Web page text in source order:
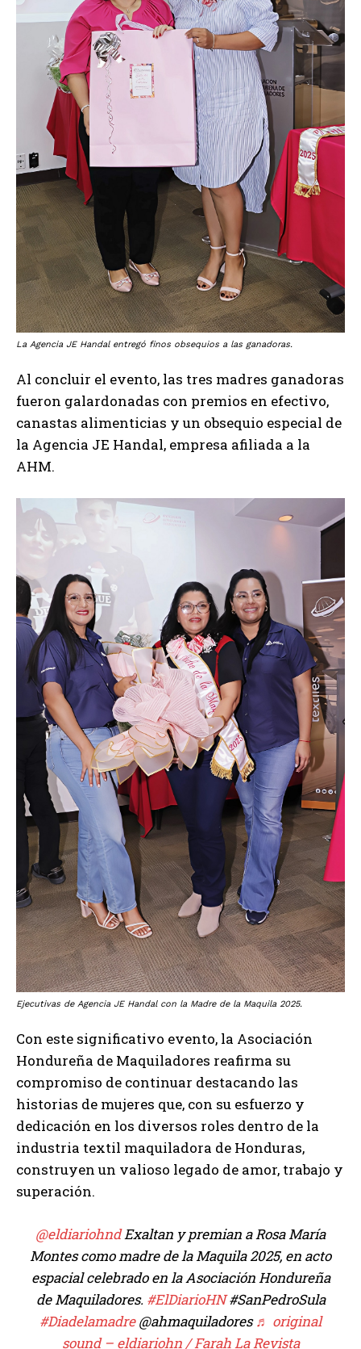
La Agencia JE Handal entregó finos obsequios a las ganadoras.
Al concluir el evento, las tres madres ganadoras
fueron galardonadas con premios en efectivo,
canastas alimenticias y un obsequio especial de
la Agencia JE Handal, empresa afiliada a la
AHM.
Ejecutivas de Agencia JE Handal con la Madre de la Maquila 2025.
Con este significativo evento, la Asociación
Hondureña de Maquiladores reafirma su
compromiso de continuar destacando las
historias de mujeres que, con su esfuerzo y
dedicación en los diversos roles dentro de la
industria textil maquiladora de Honduras,
construyen un valioso legado de amor, trabajo y
superación.
@eldiariohndExaltan y premian a Rosa María
Montes como madre de la Maquila 2025, en acto
espacial celebrado en la Asociación Hondureña
de Maquiladores. #ElDiarioHN#SanPedroSula
#Diadelamadre@ahmaquiladores♬ original
sound – eldiariohn / Farah La Revista